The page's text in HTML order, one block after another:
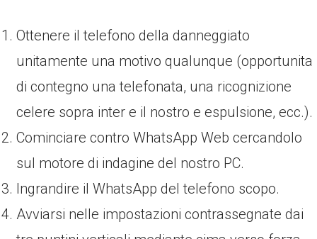
Ottenere il telefono della danneggiato
unitamente una motivo qualunque (opportunita
di contegno una telefonata, una ricognizione
celere sopra inter e il nostro e espulsione, ecc.).
Cominciare contro WhatsApp Web cercandolo
sul motore di indagine del nostro PC.
Ingrandire il WhatsApp del telefono scopo.
Avviarsi nelle impostazioni contrassegnate dai